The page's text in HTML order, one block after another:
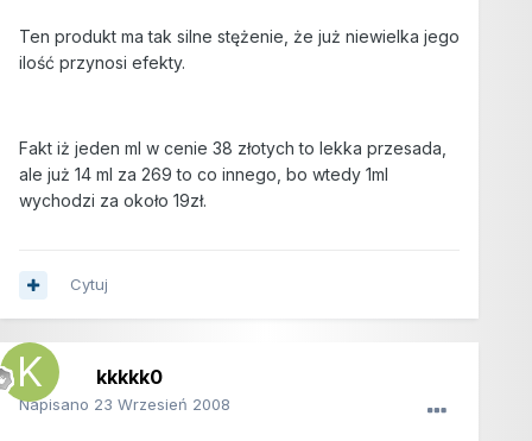
Ten produkt ma tak silne stężenie, że już niewielka jego
ilość przynosi efekty.
Fakt iż jeden ml w cenie 38 złotych to lekka przesada,
ale już 14 ml za 269 to co innego, bo wtedy 1ml
wychodzi za około 19zł.
Cytuj
kkkkk0
Napisano 23 Wrzesień 2008